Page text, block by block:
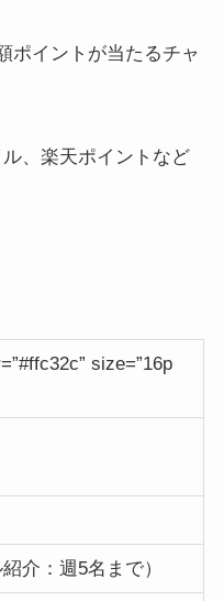
ポイントが当たるチャ
、楽天ポイントなど
size=”16p
介：週5名まで）